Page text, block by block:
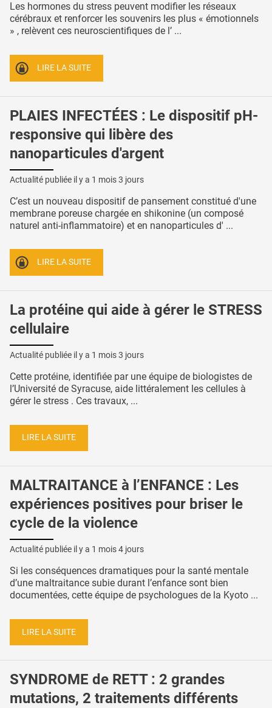
Les hormones du stress peuvent modifier les réseaux
cérébraux et renforcer les souvenirs les plus « émotionnels
» , relèvent ces neuroscientifiques de l’ ...
LIRE LA SUITE
PLAIES INFECTÉES : Le dispositif pH-
responsive qui libère des
nanoparticules d'argent
Actualité publiée il y a 1 mois 3 jours
C’est un nouveau dispositif de pansement constitué d'une
membrane poreuse chargée en shikonine (un composé
naturel anti-inflammatoire) et en nanoparticules d' ...
LIRE LA SUITE
La protéine qui aide à gérer le STRESS
cellulaire
Actualité publiée il y a 1 mois 3 jours
Cette protéine, identifiée par une équipe de biologistes de
l’Université de Syracuse, aide littéralement les cellules à
gérer le stress . Ces travaux, ...
LIRE LA SUITE
MALTRAITANCE à l’ENFANCE : Les
expériences positives pour briser le
cycle de la violence
Actualité publiée il y a 1 mois 4 jours
Si les conséquences dramatiques pour la santé mentale
d’une maltraitance subie durant l’enfance sont bien
documentées, cette équipe de psychologues de la Kyoto ...
LIRE LA SUITE
SYNDROME de RETT : 2 grandes
mutations, 2 traitements différents